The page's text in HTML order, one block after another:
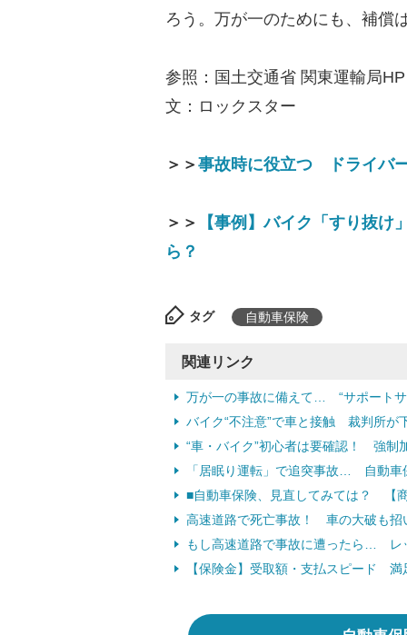
ろう。万が一のためにも、補償
参照：国土交通省 関東運輸局HP
文：ロックスター
＞＞事故時に役立つ ドライバ
＞＞
【事例】バイク「すり抜
ら？
タグ 自動車保険
関連リンク
万が一の事故に備えて… “サポートサ
バイク“不注意”で車と接触 裁判所が
“車・バイク”初心者は要確認！ 強制
「居眠り運転」で追突事故… 自動車
■自動車保険、見直してみては？ 【
高速道路で死亡事故！ 車の大破も招
もし高速道路で事故に遭ったら… レ
【保険金】受取額・支払スピード